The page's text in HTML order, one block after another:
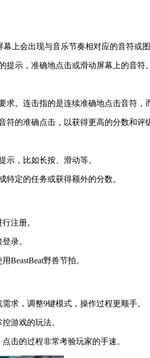
上会出现与音乐节奏相对应的音符或图
示，准确地点击或滑动屏幕上的音符。
求。连击指的是连续准确地点击音符，
的准确点击，以获得更高的分数和评
示，比如长按、滑动等。
特定的任务或获得额外的分数。
注册。
录。
BeastBeat野兽节拍。
求，调整9键模式，操作过程更顺手。
游戏的玩法。
击的过程非常考验玩家的手速。